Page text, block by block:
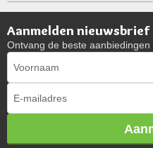
Aanmelden nieuwsbrief
Ontvang de beste aanbiedingen